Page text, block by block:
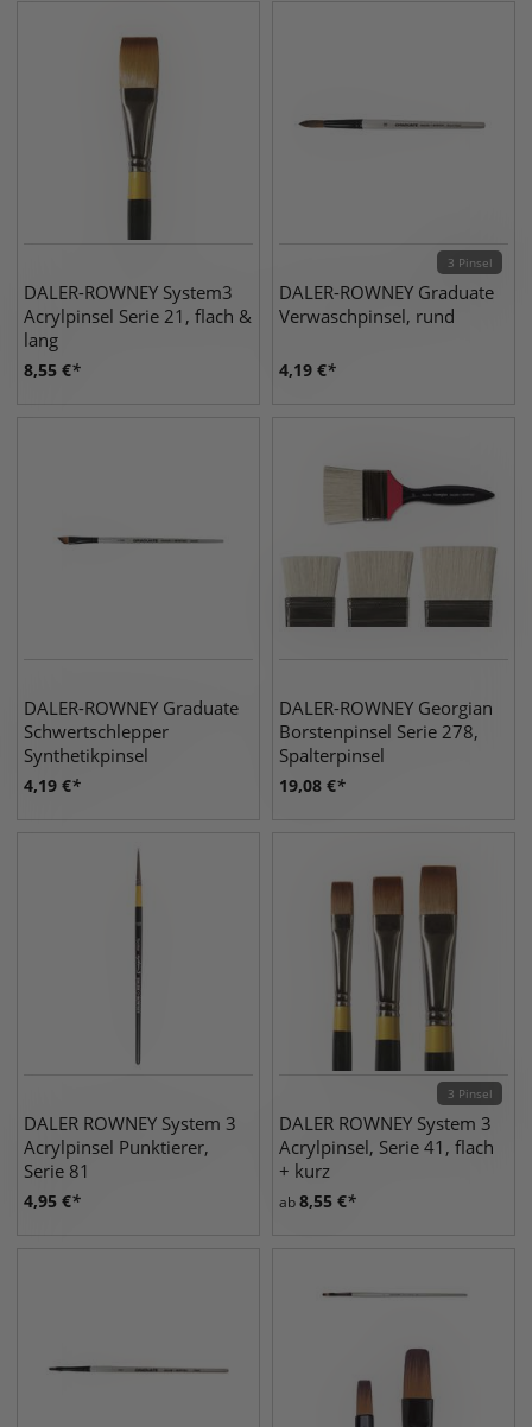
DALER-ROWNEY System3
Acrylpinsel Serie 21, flach &
lang
8,55 €
3 Pinsel
DALER-ROWNEY Graduate
Verwaschpinsel, rund
4,19 €
DALER-ROWNEY Graduate
Schwertschlepper
Synthetikpinsel
4,19 €
DALER-ROWNEY Georgian
Borstenpinsel Serie 278,
Spalterpinsel
19,08 €
DALER ROWNEY System 3
Acrylpinsel Punktierer,
Serie 81
4,95 €
3 Pinsel
DALER ROWNEY System 3
Acrylpinsel, Serie 41, flach
+ kurz
ab8,55 €